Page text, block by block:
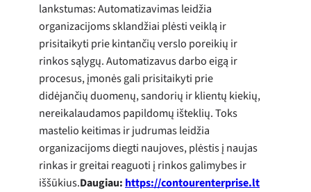
lankstumas: Automatizavimas leidžia
organizacijoms sklandžiai plėsti veiklą ir
prisitaikyti prie kintančių verslo poreikių ir
rinkos sąlygų. Automatizavus darbo eigą ir
procesus, įmonės gali prisitaikyti prie
didėjančių duomenų, sandorių ir klientų kiekių,
nereikalaudamos papildomų išteklių. Toks
mastelio keitimas ir judrumas leidžia
organizacijoms diegti naujoves, plėstis į naujas
rinkas ir greitai reaguoti į rinkos galimybes ir
iššūkius.Daugiau: https://contourenterprise.lt